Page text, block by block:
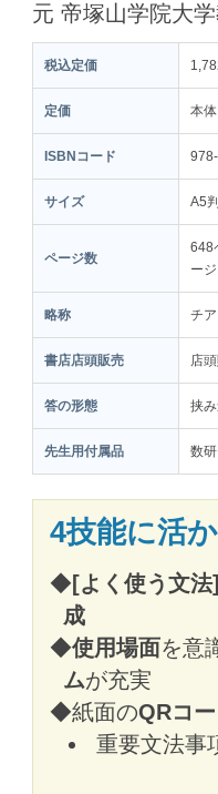
元 帝塚山学院大
税込定価
定価 本
ISBNコード
サイズ A5
ページ数
648
ー
略称 チ
書店店頭販売 店
答の形態 挟
先生用付属品 数
4技能に活
◆[よく使う文法
成
◆使用場面を意
ムが充実
◆紙面のQRコ
重要文法事